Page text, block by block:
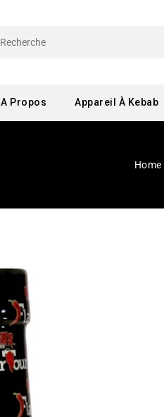
A Propos Appareil À Kebab
Home